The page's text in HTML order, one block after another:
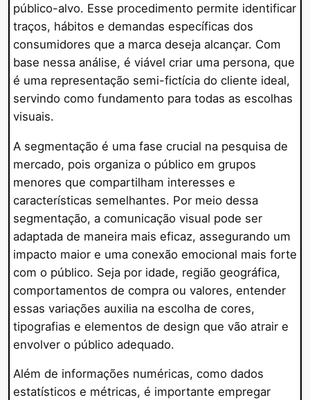
público-alvo. Esse procedimento permite identificar
traços, hábitos e demandas específicas dos
consumidores que a marca deseja alcançar. Com
base nessa análise, é viável criar uma persona, que
é uma representação semi-fictícia do cliente ideal,
servindo como fundamento para todas as escolhas
visuais.
A segmentação é uma fase crucial na pesquisa de
mercado, pois organiza o público em grupos
menores que compartilham interesses e
características semelhantes. Por meio dessa
segmentação, a comunicação visual pode ser
adaptada de maneira mais eficaz, assegurando um
impacto maior e uma conexão emocional mais forte
com o público. Seja por idade, região geográfica,
comportamentos de compra ou valores, entender
essas variações auxilia na escolha de cores,
tipografias e elementos de design que vão atrair e
envolver o público adequado.
Além de informações numéricas, como dados
estatísticos e métricas, é importante empregar